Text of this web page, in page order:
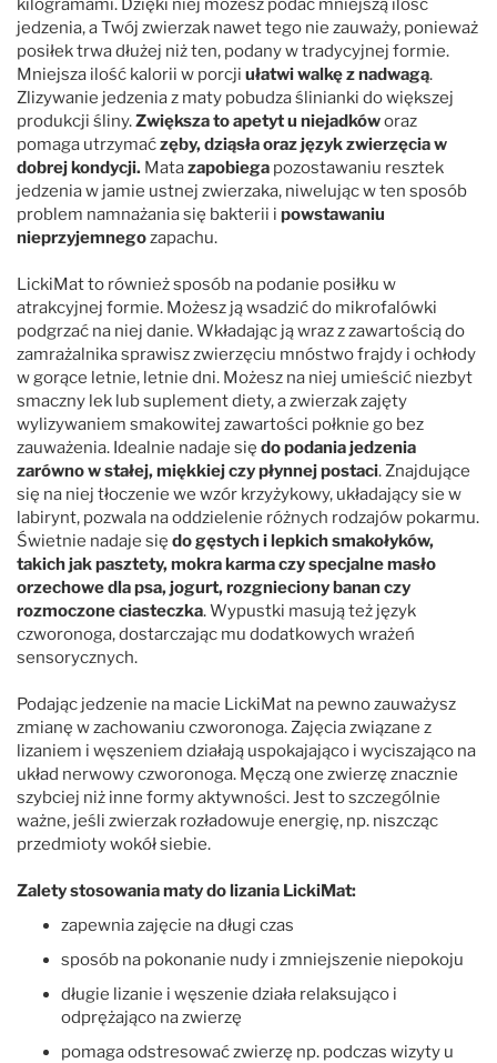
jedzenia, a Twój zwierzak nawet tego nie zauważy, ponieważ
posiłek trwa dłużej niż ten, podany w tradycyjnej formie.
Mniejsza ilość kalorii w porcji ułatwi walkę z nadwagą.
Zlizywanie jedzenia z maty pobudza ślinianki do większej
produkcji śliny.Zwiększa to apetyt u niejadkóworaz
pomaga utrzymaćzęby, dziąsła oraz język zwierzęcia w
dobrej kondycji. Matazapobiega pozostawaniu resztek
jedzenia w jamie ustnej zwierzaka, niwelując w ten sposób
problem namnażania się bakterii i powstawaniu
nieprzyjemnegozapachu.
LickiMat to również sposób na podanie posiłku w
atrakcyjnej formie. Możesz ją wsadzić do mikrofalówki
podgrzać na niej danie. Wkładając ją wraz z zawartością do
zamrażalnika sprawisz zwierzęciu mnóstwo frajdy i ochłody
w gorące letnie, letnie dni. Możesz na niej umieścić niezbyt
smaczny lek lub suplement diety, a zwierzak zajęty
wylizywaniem smakowitej zawartości połknie go bez
zauważenia. Idealnie nadaje się do podania jedzenia
zarówno w stałej, miękkiej czy płynnej postaci. Znajdujące
się na niej tłoczenie we wzór krzyżykowy, układający sie w
labirynt, pozwala na oddzielenie różnych rodzajów pokarmu.
Świetnie nadaje się do gęstych i lepkich smakołyków,
takich jak pasztety, mokra karma czy specjalne masło
orzechowe dla psa, jogurt, rozgnieciony banan czy
rozmoczone ciasteczka. Wypustki masują też język
czworonoga, dostarczając mu dodatkowych wrażeń
sensorycznych.
Podając jedzenie na macie LickiMat na pewno zauważysz
zmianę w zachowaniu czworonoga. Zajęcia związane z
lizaniem i węszeniem działają uspokajająco i wyciszająco na
układ nerwowy czworonoga. Męczą one zwierzę znacznie
szybciej niż inne formy aktywności. Jest to szczególnie
ważne, jeśli zwierzak rozładowuje energię, np. niszcząc
przedmioty wokół siebie.
Zalety stosowania maty do lizania LickiMat:
zapewnia zajęcie na długi czas
sposób na pokonanie nudy i zmniejszenie niepokoju
długie lizanie i węszenie działa relaksująco i
odprężająco na zwierzę
pomaga odstresować zwierzę np. podczas wizyty u